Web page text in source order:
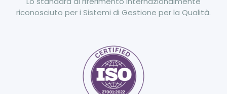
riconosciuto per i Sistemi di Gestione per la Qualità.